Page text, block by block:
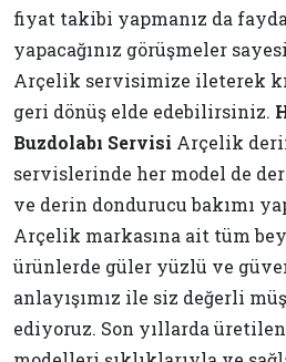
fiyat takibi yapmanız da
yapacağınız görüşmeler
Arçelik servisimize ileterek
geri dönüş elde edebilirsiniz.
Buzdolabı Servisi Arçelik
servislerinde her model de
ve derin dondurucu bakımı
Arçelik markasına ait tüm
ürünlerde güler yüzlü ve
anlayışımız ile siz değerli
ediyoruz. Son yıllarda